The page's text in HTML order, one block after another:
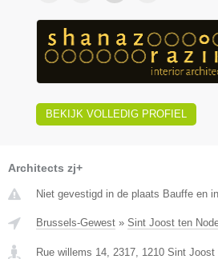
BEKIJK VOLLEDIG PROFIEL
Architects zj+
Niet gevestigd in de plaats Bauffe en
Brussels-Gewest » Sint Joost ten
Rue willems 14, 2317 1210 Sint Joost